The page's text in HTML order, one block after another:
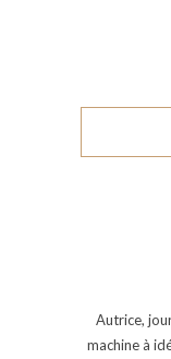
Autrice,
machine à